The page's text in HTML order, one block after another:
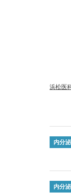
浜松医
内分
内分